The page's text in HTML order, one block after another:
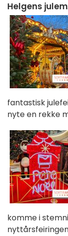
Helgens
fantastisk
nyte en rekke
komme i